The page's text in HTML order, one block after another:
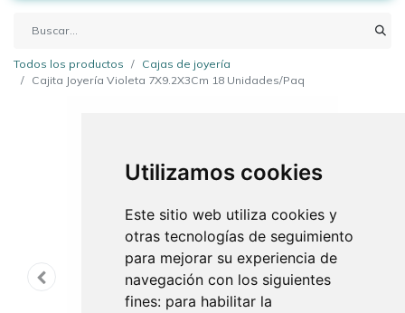
Utilizamos cookies
Este sitio web utiliza cookies y
otras tecnologías de seguimiento
para mejorar su experiencia de
navegación con los siguientes
fines: para habilitar la
Todos los productos
Cajas de joyería
Cajita Joyería Violeta 7X9.2X3Cm 18 Unidades/Paq